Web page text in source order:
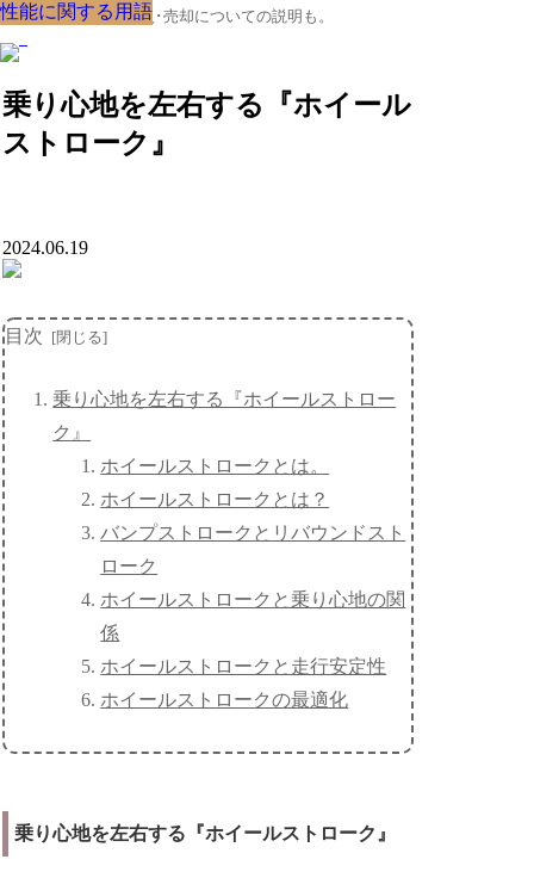
クルマの大辞典、購入･売却についての説明も。
乗り心地を左右する『ホイール
ストローク』
性能に関する用語
2024.06.19
目次
乗り心地を左右する『ホイールストロー
ク』
ホイールストロークとは。
ホイールストロークとは？
バンプストロークとリバウンドスト
ローク
ホイールストロークと乗り心地の関
係
ホイールストロークと走行安定性
ホイールストロークの最適化
乗り心地を左右する『ホイールストローク』
性能に関する用語
性能に関する用語
性能に関する用語
性能に関する用語
性能に関する用語
性能に関する用語
性能に関する用語
性能に関する用語